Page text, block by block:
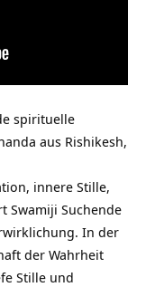
spirituelle
aus Rishikesh,
innere Stille,
Swamiji Suchende
In der
der Wahrheit
Stille und